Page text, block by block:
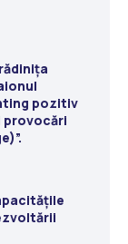
pozitiv
provocări